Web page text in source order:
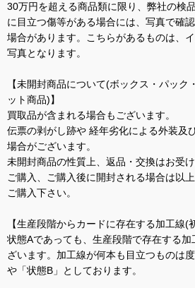
30万円を超える商品類に限り、弊社の検
に目立つ傷等がある場合には、写真で確
場合があります。こちらがあるものは、
写真となります。
【未開封商品について(ボックス・パック
ット商品)】
買取品が含まれる場合もございます。
伝票の剥がし跡や 経年劣化による外装及
場合がございます。
未開封商品の性質上、返品・交換はお受け
ご購入、ご購入後に開封される場合は以
ご購入下さい。
【生産段階からカードに存在する加工線(
状態Aであっても、生産段階で存在する
ざいます。加工線が何本も目立つものは
や「状態B」としております。